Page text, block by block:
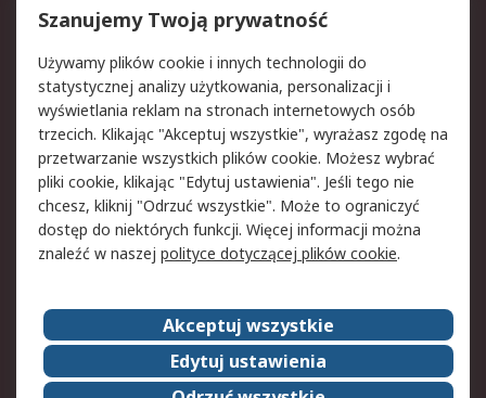
Reklamacje i zwroty
Rejestracja
Aspekty prawne
Bezpieczeństwo e-
maila
Polityka dotycząca
plików cookie
Polityka prywatności
Użytkowanie witryny
Zastrzeżenia prawne
Warunki Sprzedaży
Kontakt
O firmie RS
RS na świecie
Kariera
Nagrody dla RS
Szanujemy Twoją prywatność
Używamy plików cookie i innych technologii do
statystycznej analizy użytkowania, personalizacji i
wyświetlania reklam na stronach internetowych osób
trzecich. Klikając "Akceptuj wszystkie", wyrażasz zgodę na
przetwarzanie wszystkich plików cookie. Możesz wybrać
pliki cookie, klikając "Edytuj ustawienia". Jeśli tego nie
chcesz, kliknij "Odrzuć wszystkie". Może to ograniczyć
dostęp do niektórych funkcji. Więcej informacji można
znaleźć w naszej polityce dotyczącej plików cookie.
Akceptuj wszystkie
Edytuj ustawienia